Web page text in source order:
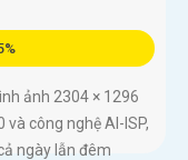
ảnh 2304 × 1296
và công nghệ AI-ISP,
ngày lẫn đêm